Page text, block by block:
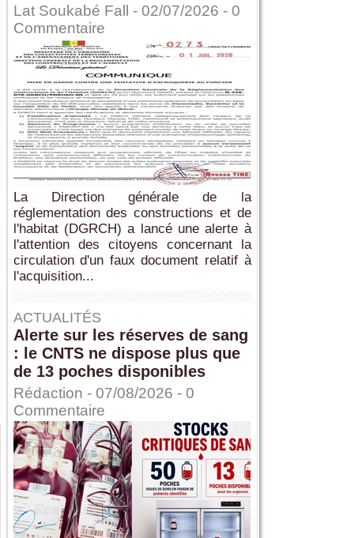
Lat Soukabé Fall - 02/07/2026 - 0
Commentaire
La Direction générale de la
réglementation des constructions et de
l'habitat (DGRCH) a lancé une alerte à
l'attention des citoyens concernant la
circulation d'un faux document relatif à
l'acquisition...
ACTUALITÉS
Alerte sur les réserves de sang
: le CNTS ne dispose plus que
de 13 poches disponibles
Rédaction - 07/08/2026 - 0
Commentaire